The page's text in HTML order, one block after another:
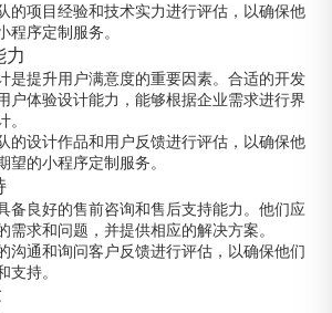
的项目经验和技术实力进行评估，以确保他
程序定制服务。
力
是提升用户满意度的重要因素。合适的开发
户体验设计能力，能够根据企业需求进行界
。
的设计作品和用户反馈进行评估，以确保他
望的小程序定制服务。
备良好的售前咨询和售后支持能力。他们应
需求和问题，并提供相应的解决方案。
沟通和询问客户反馈进行评估，以确保他们
支持。